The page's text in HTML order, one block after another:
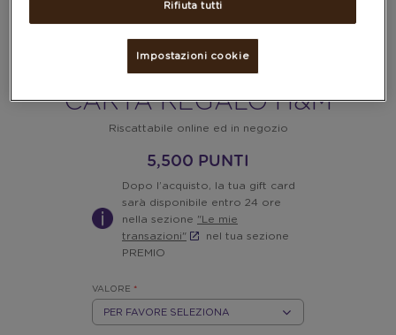
CARTA REGALO H&M
Riscattabile online ed in negozio
5,500 PUNTI
Dopo l’acquisto, la tua gift card
sarà disponibile entro 24 ore
nella sezione "Le mie
transazioni"
nel tua sezione
PREMIO
VALORE *
Rifiuta tutti
Impostazioni cookie